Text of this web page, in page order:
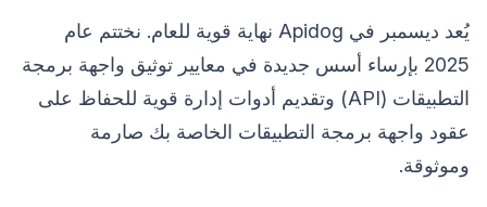
يُعد ديسمبر في Apidog نهاية قوية للعام. نختتم عام
2025 بإرساء أسس جديدة في معايير توثيق واجهة برمجة
التطبيقات (API) وتقديم أدوات إدارة قوية للحفاظ على
عقود واجهة برمجة التطبيقات الخاصة بك صارمة
وموثوقة.